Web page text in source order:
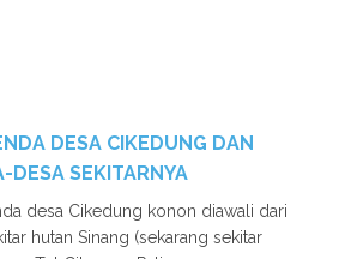
DESA CIKEDUNG DAN
DESA SEKITARNYA
desa Cikedung konon diawali dari
hutan Sinang (sekarang sekitar